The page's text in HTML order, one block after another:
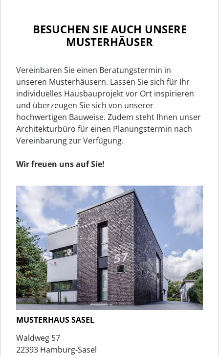
BESUCHEN SIE AUCH UNSERE
MUSTERHÄUSER
Vereinbaren Sie einen Beratungstermin in
unseren Musterhäusern. Lassen Sie sich für Ihr
individuelles Hausbauprojekt vor Ort inspirieren
und überzeugen Sie sich von unserer
hochwertigen Bauweise. Zudem steht Ihnen unser
Architekturbüro für einen Planungstermin nach
Vereinbarung zur Verfügung.
Wir freuen uns auf Sie!
MUSTERHAUS SASEL
Waldweg 57
22393 Hamburg-Sasel